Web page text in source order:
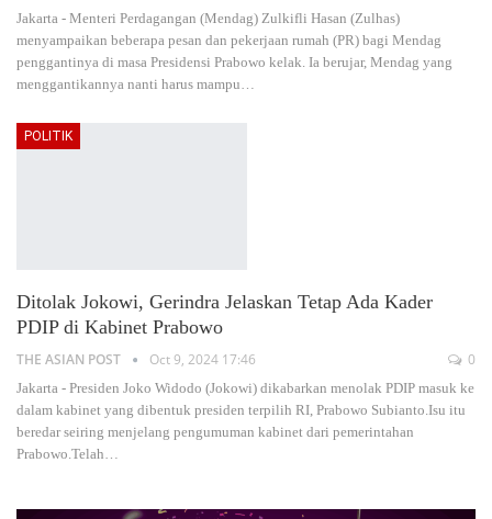
Jakarta - Menteri Perdagangan (Mendag) Zulkifli Hasan (Zulhas)
menyampaikan beberapa pesan dan pekerjaan rumah (PR) bagi Mendag
penggantinya di masa Presidensi Prabowo kelak. Ia berujar, Mendag yang
menggantikannya nanti harus mampu
POLITIK
Ditolak Jokowi, Gerindra Jelaskan Tetap Ada Kader
PDIP di Kabinet Prabowo
THE ASIAN POST Oct 9, 2024 17:46 0
Jakarta - Presiden Joko Widodo (Jokowi) dikabarkan menolak PDIP masuk ke
dalam kabinet yang dibentuk presiden terpilih RI, Prabowo Subianto.Isu itu
beredar seiring menjelang pengumuman kabinet dari pemerintahan
Prabowo.Telah…